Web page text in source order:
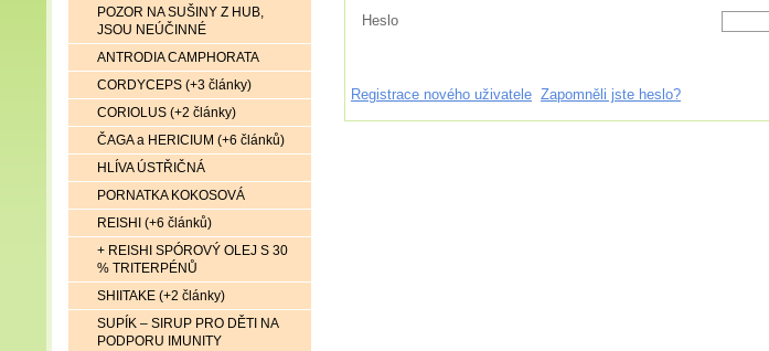
Heslo
Registrace nového uživatele Zapomněli jste heslo?
POZOR NA SUŠINY Z HUB,
JSOU NEÚČINNÉ
ANTRODIA CAMPHORATA
CORDYCEPS (+3 články)
CORIOLUS (+2 články)
ČAGA a HERICIUM (+6 článků)
HLÍVA ÚSTŘIČNÁ
PORNATKA KOKOSOVÁ
REISHI (+6 článků)
+ REISHI SPÓROVÝ OLEJ S 30
% TRITERPÉNŮ
SHIITAKE (+2 články)
SUPÍK – SIRUP PRO DĚTI NA
PODPORU IMUNITY